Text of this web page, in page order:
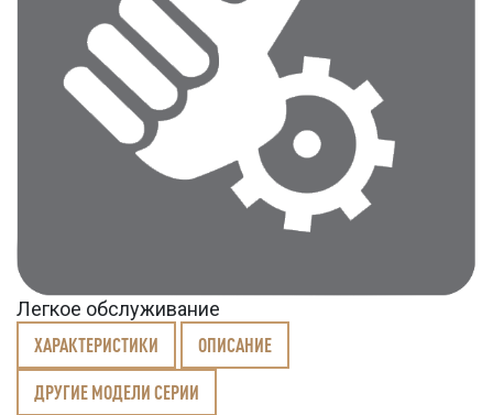
Легкое обслуживание
ХАРАКТЕРИСТИКИ ОПИСАНИЕ
ДРУГИЕ МОДЕЛИ СЕРИИ